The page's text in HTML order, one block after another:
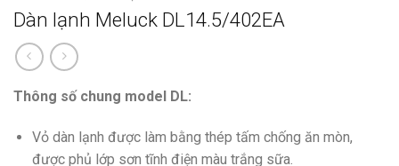
Dàn lạnh Meluck DL14.5/402EA
Thông số chung model DL:
Vỏ dàn lạnh được làm bằng thép tấm chống ăn mòn,
được phủ lớp sơn tĩnh điện màu trắng sữa.